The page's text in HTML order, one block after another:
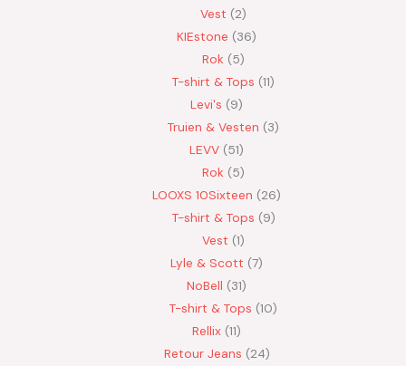
Vest
2
KIEstone
36
Rok
5
T-shirt & Tops 11
Levi's
9
Truien & Vesten
3
LEVV 51
Rok
5
LOOXS 10Sixteen
26
T-shirt & Tops 9
Vest 1
Lyle & Scott 7
NoBell
31
T-shirt & Tops 10
Rellix 11
Retour Jeans 24